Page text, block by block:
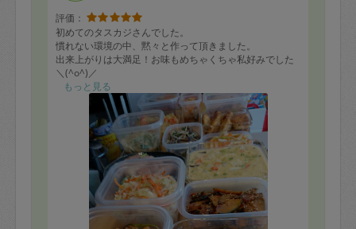
評価：
初めてのタスカジさんでした。
慣れない環境の中、黙々と作って頂きました。
出来上がりは大満足！お味もめちゃくちゃ私好みでした
＼(^o^)／
＊なすとパプリカとオクラの焼き浸し
＊鱈のきのこおろし煮
＊かぼちゃのセサミマリネ
＊野菜のコーンクリーム煮
＊アスパラの肉巻き
＊人参とキャベツの春雨ツナ煮
＊さつま揚げと昆布の煮物
＊大根とカニカマの甘酢サラダ
＊人参と白ねぎのナムル
＊豆腐つくね(照り焼き)
もっと見る